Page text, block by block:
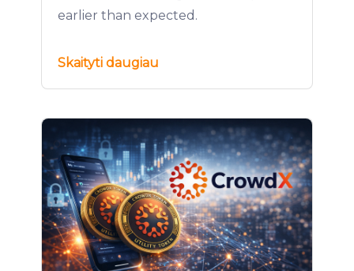
earlier than expected.
Skaityti daugiau